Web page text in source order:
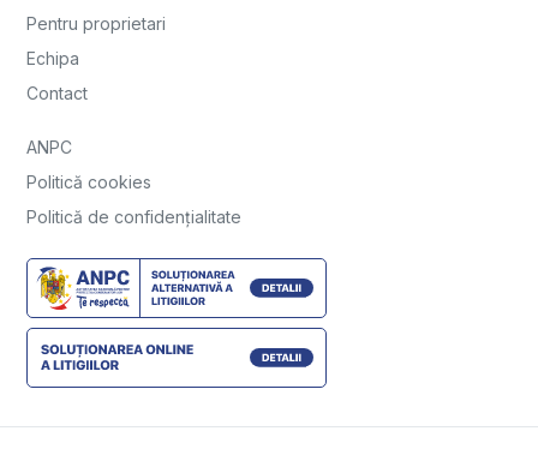
Pentru proprietari
Echipa
Contact
ANPC
Politică cookies
Politică de confidențialitate